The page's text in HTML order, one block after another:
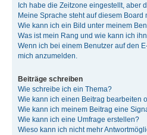
Ich habe die Zeitzone eingestellt, aber
Meine Sprache steht auf diesem Board
Wie kann ich ein Bild unter meinem
Was ist mein Rang und wie kann ich
Wenn ich bei einem Benutzer auf den
mich anzumelden.
Beiträge schreiben
Wie schreibe ich ein Thema?
Wie kann ich einen Beitrag bearbeiten
Wie kann ich meinem Beitrag eine
Wie kann ich eine Umfrage erstellen?
Wieso kann ich nicht mehr